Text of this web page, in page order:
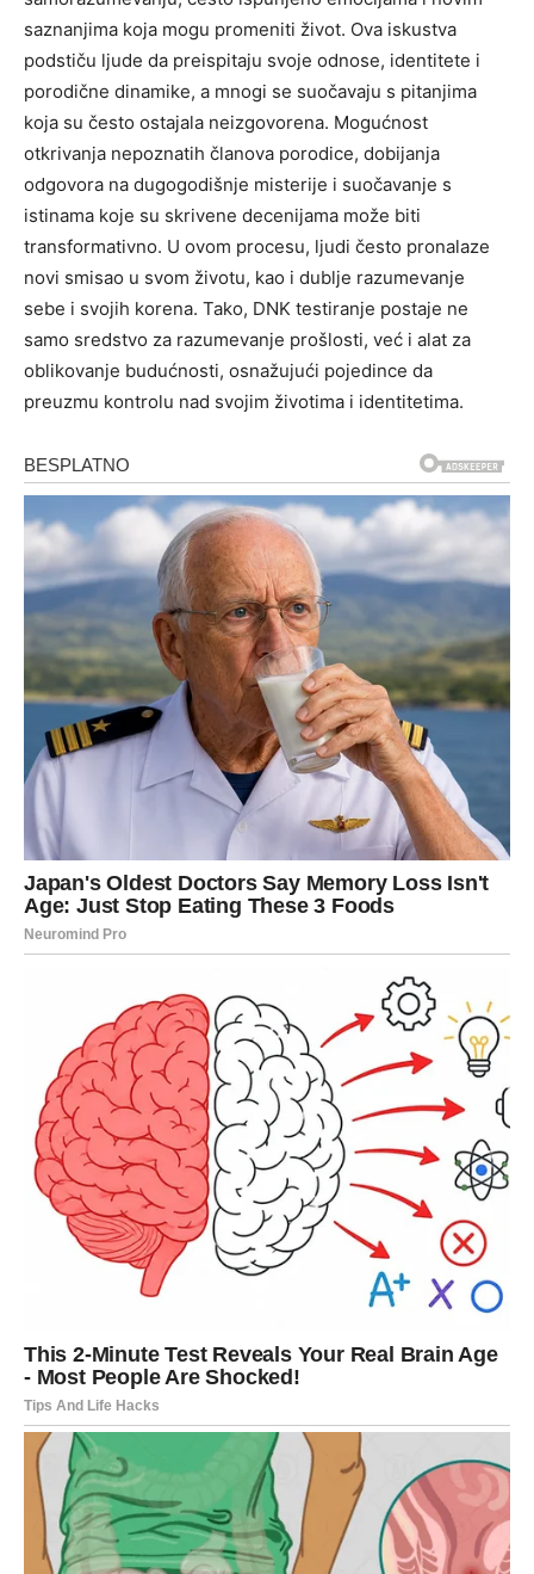
saznanjima koja mogu promeniti život. Ova iskustva
podstiču ljude da preispitaju svoje odnose, identitete i
porodične dinamike, a mnogi se suočavaju s pitanjima
koja su često ostajala neizgovorena. Mogućnost
otkrivanja nepoznatih članova porodice, dobijanja
odgovora na dugogodišnje misterije i suočavanje s
istinama koje su skrivene decenijama može biti
transformativno. U ovom procesu, ljudi često pronalaze
novi smisao u svom životu, kao i dublje razumevanje
sebe i svojih korena. Tako, DNK testiranje postaje ne
samo sredstvo za razumevanje prošlosti, već i alat za
oblikovanje budućnosti, osnažujući pojedince da
preuzmu kontrolu nad svojim životima i identitetima.